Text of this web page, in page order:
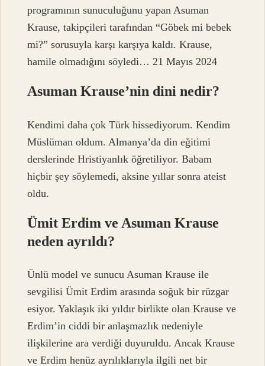
programının sunuculuğunu yapan Asuman
Krause, takipçileri tarafından “Göbek mi bebek
mi?” sorusuyla karşı karşıya kaldı. Krause,
hamile olmadığını söyledi… 21 Mayıs 2024
Asuman Krause’nin dini nedir?
Kendimi daha çok Türk hissediyorum. Kendim
Müslüman oldum. Almanya’da din eğitimi
derslerinde Hristiyanlık öğretiliyor. Babam
hiçbir şey söylemedi, aksine yıllar sonra ateist
oldu.
Ümit Erdim ve Asuman Krause
neden ayrıldı?
Ünlü model ve sunucu Asuman Krause ile
sevgilisi Ümit Erdim arasında soğuk bir rüzgar
esiyor. Yaklaşık iki yıldır birlikte olan Krause ve
Erdim’in ciddi bir anlaşmazlık nedeniyle
ilişkilerine ara verdiği duyuruldu. Ancak Krause
ve Erdim henüz ayrılıklarıyla ilgili net bir